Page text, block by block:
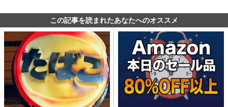
この記事を読まれたあなたへのオススメ